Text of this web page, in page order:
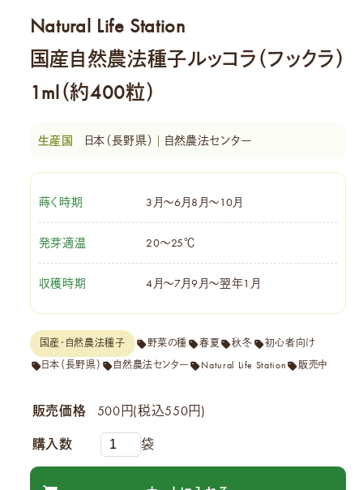
Natural Life Station
国産自然農法種子ルッコラ（フックラ）
1ml（約400粒）
日本（長野県） 自然農法センター
蒔く時期 3月～6月8月～10月
発芽適温 20～25℃
収穫時期 4月～7月9月～翌年1月
国産・自然農法種子 野菜の種 春夏 秋冬
初心者向け
日本（長野県）
自然農法センター Natural Life Station 販売中
販売価格 500円(税込550円)
購入数 袋